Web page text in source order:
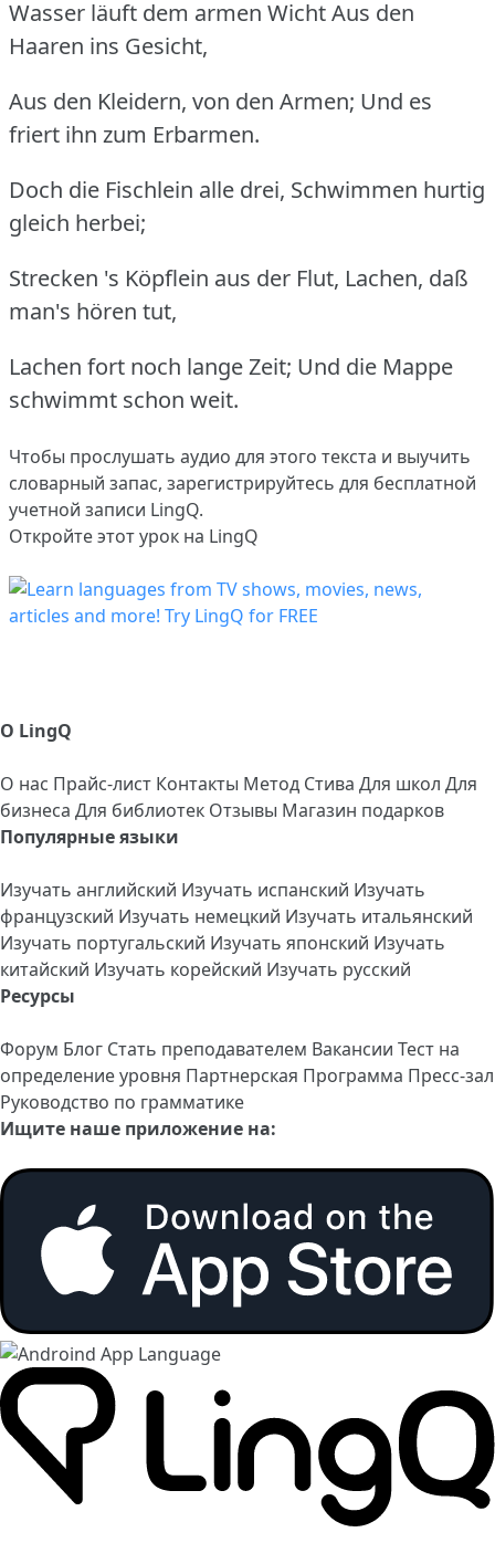
Wasser läuft dem armen Wicht Aus den
Haaren ins Gesicht,
Aus den Kleidern, von den Armen; Und es
friert ihn zum Erbarmen.
Doch die Fischlein alle drei, Schwimmen hurtig
gleich herbei;
Strecken 's Köpflein aus der Flut, Lachen, daß
man's hören tut,
Lachen fort noch lange Zeit; Und die Mappe
schwimmt schon weit.
Чтобы прослушать аудио для этого текста и выучить
словарный запас, зарегистрируйтесь для бесплатной
учетной записи LingQ.
Откройте этот урок на LingQ
О LingQ
О нас Прайс-лист Контакты Метод Стива Для школ Для
бизнеса Для библиотек Отзывы Магазин подарков
Популярные языки
Изучать английский Изучать испанский Изучать
французский Изучать немецкий Изучать итальянский
Изучать португальский Изучать японский Изучать
китайский Изучать корейский Изучать русский
Ресурсы
Форум Блог Стать преподавателем Вакансии Тест на
определение уровня Партнерская Программа Пресс-зал
Руководство по грамматике
Ищите наше приложение на: